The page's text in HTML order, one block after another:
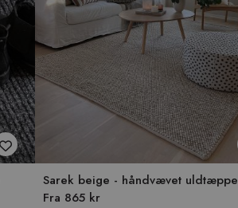
Sarek beige - håndvævet uldtæppe
Fra 865 kr